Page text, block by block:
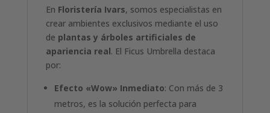
En Floristería Ivars, somos especialistas en
crear ambientes exclusivos mediante el uso
de plantas y árboles artificiales de
apariencia real. El Ficus Umbrella destaca
por:
Efecto «Wow» Inmediato: Con más de 3
metros, es la solución perfecta para